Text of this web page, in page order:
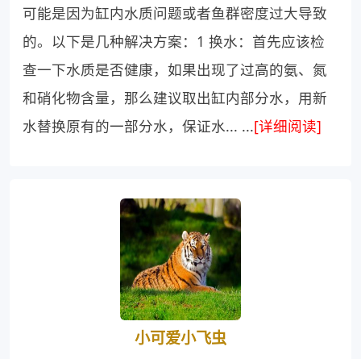
可能是因为缸内水质问题或者鱼群密度过大导致
的。以下是几种解决方案：1 换水：首先应该检
查一下水质是否健康，如果出现了过高的氨、氮
和硝化物含量，那么建议取出缸内部分水，用新
水替换原有的一部分水，保证水... ...[详细阅读]
小可爱小飞虫